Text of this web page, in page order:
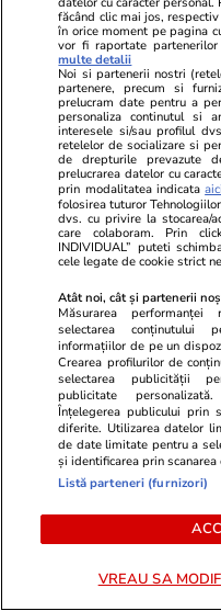
se cere jumătate
înainte de a afla
TRENDING
Horoscop
Horoscop 24 iulie
probleme de la
sine, iar altele vor
Știri România
Rezultatele loto
câștigătoare
Mărturisitor și
făcând clic mai jos,
în orice moment pe pagina
vor fi raportate
multe detalii
Noi si partenerii nostri
partenere, precum si
prelucram date pentru a
personaliza continutul si
interesele si/sau profilul
retelelor de socializare si
de drepturile prevazute
prelucrarea datelor cu
prin modalitatea indicata
folosirea tuturor
dvs. cu privire la stocarea/
care colaboram. Prin
INDIVIDUAL” puteti
cele legate de cookie strict
Atât noi, cât și partenerii
Măsurarea performanței
selectarea conținutului
informațiilor de pe un
Crearea profilurilor de
selectarea publicității
publicitate
Înțelegerea publicului prin
diferite. Utilizarea datelor
de date limitate pentru a
și identificarea prin
Listă parteneri (furnizori)
VREAU SA